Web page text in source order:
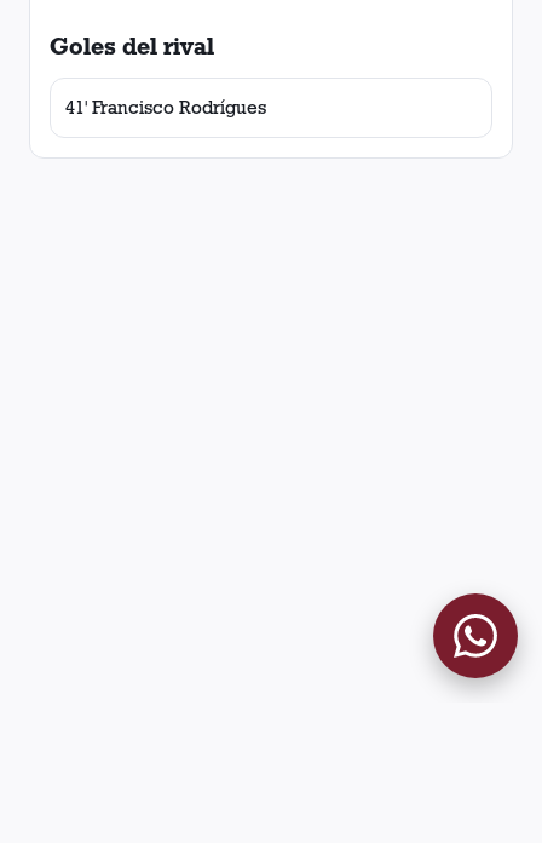
Goles del rival
41' Francisco Rodrígues